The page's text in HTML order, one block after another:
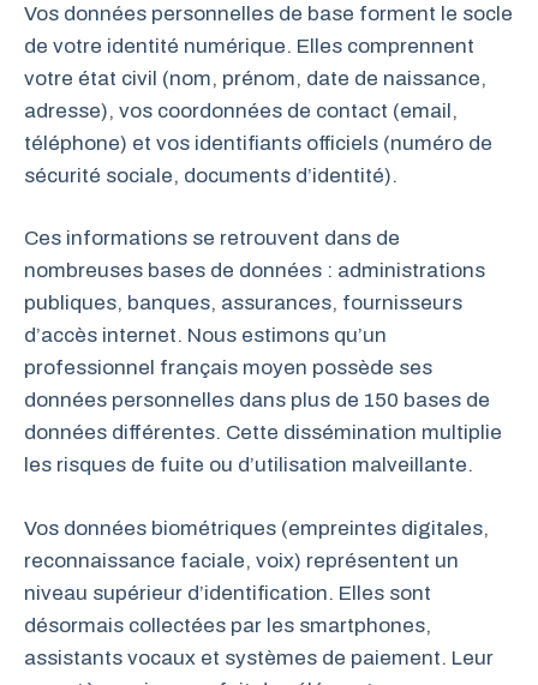
Vos données personnelles de base forment le socle
de votre identité numérique. Elles comprennent
votre état civil (nom, prénom, date de naissance,
adresse), vos coordonnées de contact (email,
téléphone) et vos identifiants officiels (numéro de
sécurité sociale, documents d’identité).
Ces informations se retrouvent dans de
nombreuses bases de données : administrations
publiques, banques, assurances, fournisseurs
d’accès internet. Nous estimons qu’un
professionnel français moyen possède ses
données personnelles dans plus de 150 bases de
données différentes. Cette dissémination multiplie
les risques de fuite ou d’utilisation malveillante.
Vos données biométriques (empreintes digitales,
reconnaissance faciale, voix) représentent un
niveau supérieur d’identification. Elles sont
désormais collectées par les smartphones,
assistants vocaux et systèmes de paiement. Leur